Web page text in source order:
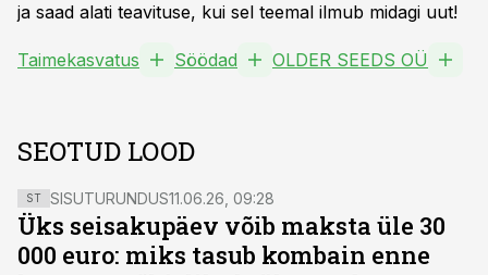
ja saad alati teavituse, kui sel teemal ilmub midagi uut!
Taimekasvatus Söödad OLDER SEEDS OÜ
SEOTUD LOOD
ST SISUTURUNDUS11.06.26, 09:28
Üks seisakupäev võib maksta üle 30
000 euro: miks tasub kombain enne